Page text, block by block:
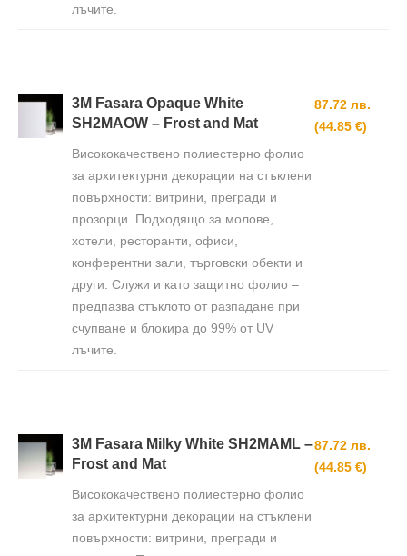
лъчите.
3M Fasara Opaque White
SH2MAOW – Frost and Mat
Висококачествено полиестерно фолио
за архитектурни декорации на стъклени
повърхности: витрини, прегради и
прозорци. Подходящо за молове,
хотели, ресторанти, офиси,
конферентни зали, търговски обекти и
други. Служи и като защитно фолио –
предпазва стъклото от разпадане при
счупване и блокира до 99% от UV
лъчите.
87.72 лв.
(44.85 €)
3M Fasara Milky White SH2MAML –
Frost and Mat
Висококачествено полиестерно фолио
за архитектурни декорации на стъклени
повърхности: витрини, прегради и
87.72 лв.
(44.85 €)